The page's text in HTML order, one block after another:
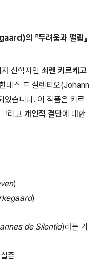
의 『두려움과 떨림』
자 신학자인 쇠렌 키르케고
네스 드 실렌티오(Johann
습니다. 이 작품은 키르
리고 개인적 결단에 대한
)
)
de Silentio)라는 가
존